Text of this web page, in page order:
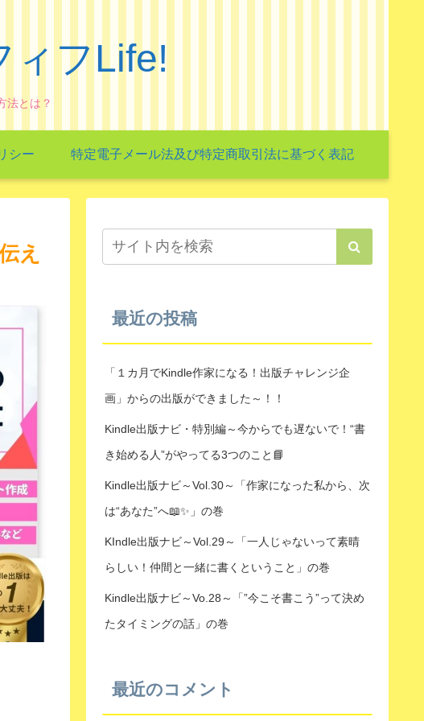
ィフLife!
法とは？
シー 特定電子メール法及び特定商取引法に基づく表記
え
最近の投稿
「１カ月でKindle作家になる！出版チャレンジ企
画」からの出版ができました～！！
Kindle出版ナビ・特別編～今からでも遅ないで！“書
き始める人”がやってる3つのこと📘
Kindle出版ナビ～Vol.30～「作家になった私から、次
は“あなた”へ📖✨」の巻
KIndle出版ナビ～Vol.29～「一人じゃないって素晴
らしい！仲間と一緒に書くということ」の巻
Kindle出版ナビ～Vo.28～「”今こそ書こう”って決め
たタイミングの話」の巻
最近のコメント